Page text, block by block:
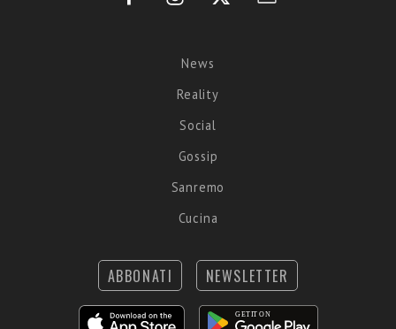
News
Reality
Social
Gossip
Sanremo
Cucina
ABBONATI NEWSLETTER